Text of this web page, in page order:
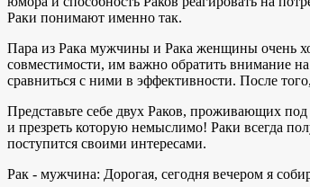
Раки понимают именно так.
Пара из Рака мужчины и Рака женщины очень
совместимости, им важно обратить внимание
сравниться с ними в эффективности. После
Представьте себе двух Раков, проживающих
и презреть которую немыслимо! Раки всегда
поступится своими интересами.
Рак - мужчина: Дорогая, сегодня вечером я